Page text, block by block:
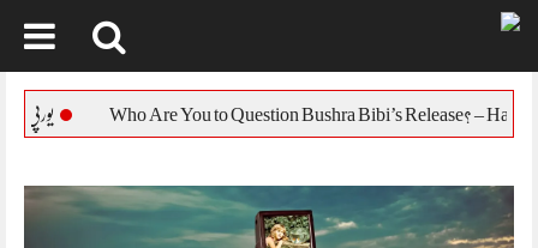
content
یورپی یونین کا بنگلہ